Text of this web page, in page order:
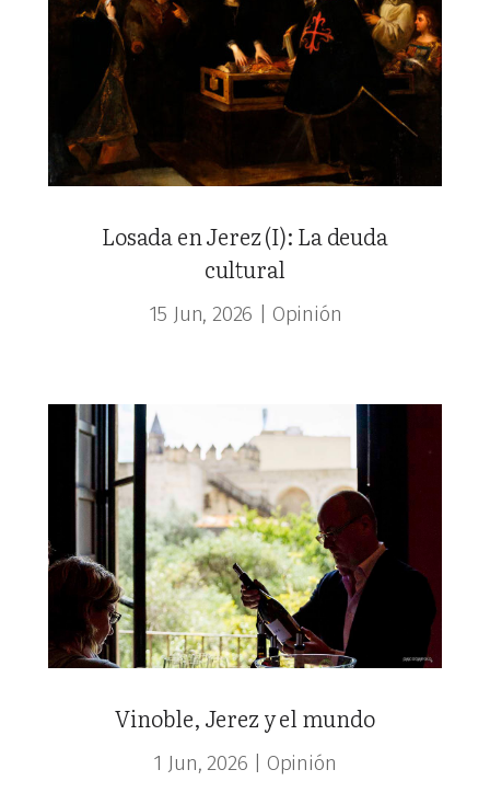
Losada en Jerez (I): La deuda
cultural
15 Jun, 2026 Opinión
Vinoble, Jerez y el mundo
1 Jun, 2026 Opinión